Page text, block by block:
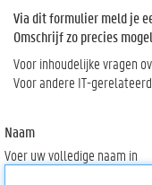
Via dit formulier meld je
Omschrijf zo precies
Voor inhoudelijke vragen
Voor andere IT-
Naam
Voer uw volledige naam in